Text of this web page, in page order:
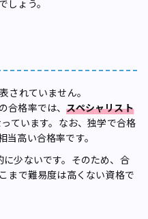
しょう。
されていません。
合格率では、スペシャリスト
っています。なお、独学で合格
当高い合格率です。
少ないです。そのため、合
まで難易度は高くない資格で